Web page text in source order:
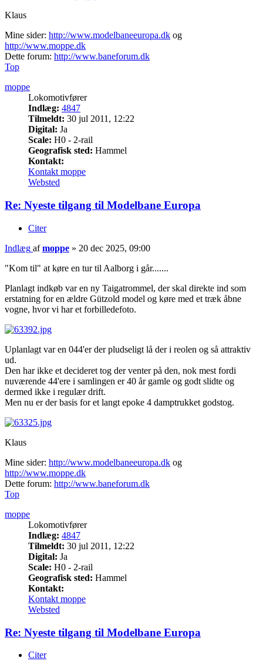
Klaus
Mine sider: http://www.modelbaneeuropa.dk og
http://www.moppe.dk
Dette forum: http://www.baneforum.dk
Top
moppe
Lokomotivfører
Indlæg: 4847
Tilmeldt: 30 jul 2011, 12:22
Digital: Ja
Scale: H0 - 2-rail
Geografisk sted: Hammel
Kontakt:
Kontakt moppe
Websted
Re: Nyeste tilgang til Modelbane Europa
Citer
Indlæg afmoppe » 20 dec 2025, 09:00
"Kom til" at køre en tur til Aalborg i går.......
Planlagt indkøb var en ny Taigatrommel, der skal direkte ind som
erstatning for en ældre Gützold model og køre med et træk åbne
vogne, hvor vi har et forbilledefoto.
Uplanlagt var en 044'er der pludseligt lå der i reolen og så attraktiv
ud.
Den har ikke et decideret tog der venter på den, nok mest fordi
nuværende 44'ere i samlingen er 40 år gamle og godt slidte og
dermed ikke i regulær drift.
Men nu er der basis for et langt epoke 4 damptrukket godstog.
Klaus
Mine sider: http://www.modelbaneeuropa.dk og
http://www.moppe.dk
Dette forum: http://www.baneforum.dk
Top
moppe
Lokomotivfører
Indlæg: 4847
Tilmeldt: 30 jul 2011, 12:22
Digital: Ja
Scale: H0 - 2-rail
Geografisk sted: Hammel
Kontakt:
Kontakt moppe
Websted
Re: Nyeste tilgang til Modelbane Europa
Citer